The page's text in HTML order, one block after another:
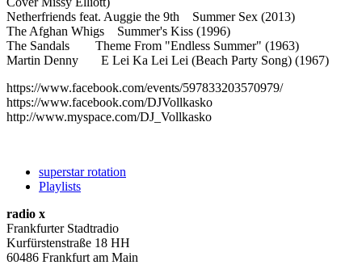
Netherfriends feat. Auggie the 9th Summer Sex (2013)
The Afghan Whigs Summer's Kiss (1996)
The Sandals Theme From "Endless Summer" (1963)
Martin Denny E Lei Ka Lei Lei (Beach Party Song) (1967)
https://www.facebook.com/events/597833203570979/
https://www.facebook.com/DJVollkasko
http://www.myspace.com/DJ_Vollkasko
superstar rotation
Playlists
radio x
Frankfurter Stadtradio
Kurfürstenstraße 18 HH
60486 Frankfurt am Main